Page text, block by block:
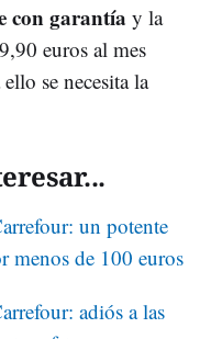
con garantía y la
euros al mes
se necesita la
un potente
menos de 100 euros
adiós a las